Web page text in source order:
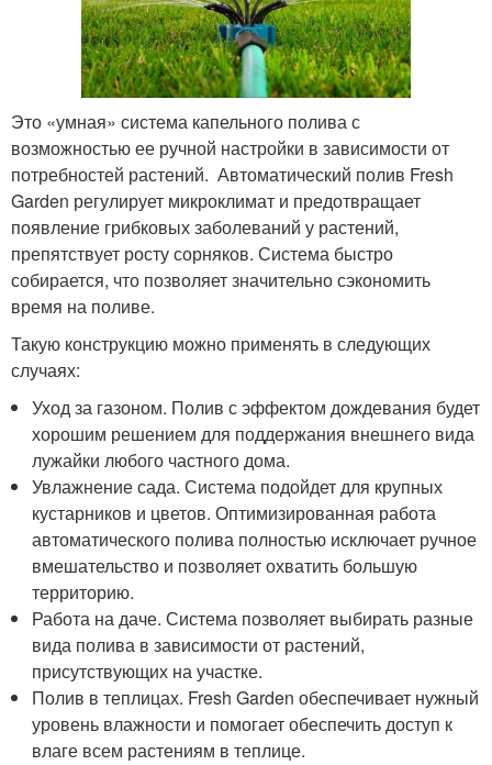
Это «умная» система капельного полива с
возможностью ее ручной настройки в зависимости от
потребностей растений. Автоматический полив Fresh
Garden регулирует микроклимат и предотвращает
появление грибковых заболеваний у растений,
препятствует росту сорняков. Система быстро
собирается, что позволяет значительно сэкономить
время на поливе.
Такую конструкцию можно применять в следующих
случаях:
Уход за газоном. Полив с эффектом дождевания будет
хорошим решением для поддержания внешнего вида
лужайки любого частного дома.
Увлажнение сада. Система подойдет для крупных
кустарников и цветов. Оптимизированная работа
автоматического полива полностью исключает ручное
вмешательство и позволяет охватить большую
территорию.
Работа на даче. Система позволяет выбирать разные
вида полива в зависимости от растений,
присутствующих на участке.
Полив в теплицах. Fresh Garden обеспечивает нужный
уровень влажности и помогает обеспечить доступ к
влаге всем растениям в теплице.